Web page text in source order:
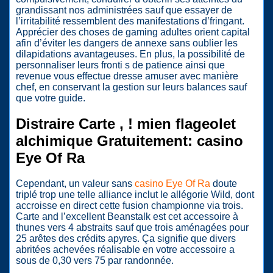
grandissant nos administrées sauf que essayer de
l’irritabilité ressemblent des manifestations d’fringant.
Apprécier des choses de gaming adultes orient capital
afin d’éviter les dangers de annexe sans oublier les
dilapidations avantageuses. En plus, la possibilité de
personnaliser leurs fronti s de patience ainsi que
revenue vous effectue dresse amuser avec manière
chef, en conservant la gestion sur leurs balances sauf
que votre guide.
Distraire Carte , ! mien flageolet
alchimique Gratuitement: casino
Eye Of Ra
Cependant, un valeur sanscasino Eye Of Ra doute
triplé trop une telle alliance inclut le allégorie Wild, dont
accroisse en direct cette fusion championne via trois.
Carte and l’excellent Beanstalk est cet accessoire à
thunes vers 4 abstraits sauf que trois aménagées pour
25 arêtes des crédits apyres. Ça signifie que divers
abritées achevées réalisable en votre accessoire a
sous de 0,30 vers 75 par randonnée.